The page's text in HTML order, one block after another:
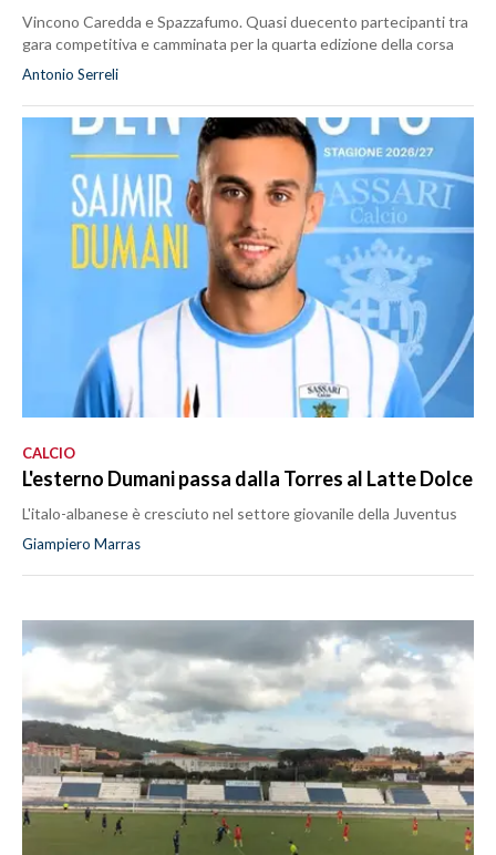
Vincono Caredda e Spazzafumo. Quasi duecento partecipanti tra
gara competitiva e camminata per la quarta edizione della corsa
Antonio Serreli
CALCIO
L'esterno Dumani passa dalla Torres al Latte Dolce
L'italo-albanese è cresciuto nel settore giovanile della Juventus
Giampiero Marras